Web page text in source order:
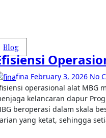
Blog
fina February 3, 2026 No
kelancaran dapur
beroperasi dalam skala
yang ketat, sehingga